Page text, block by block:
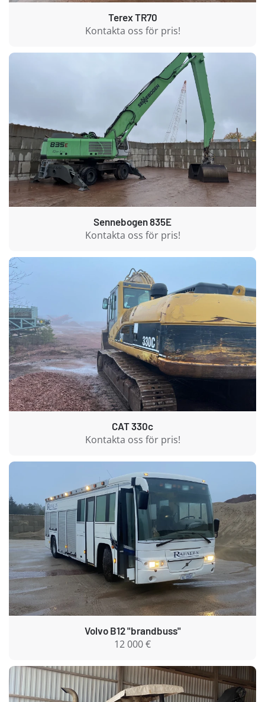
Terex TR70
Kontakta oss för pris!
Sennebogen 835E
Kontakta oss för pris!
CAT 330c
Kontakta oss för pris!
Volvo B12 "brandbuss"
12 000 €